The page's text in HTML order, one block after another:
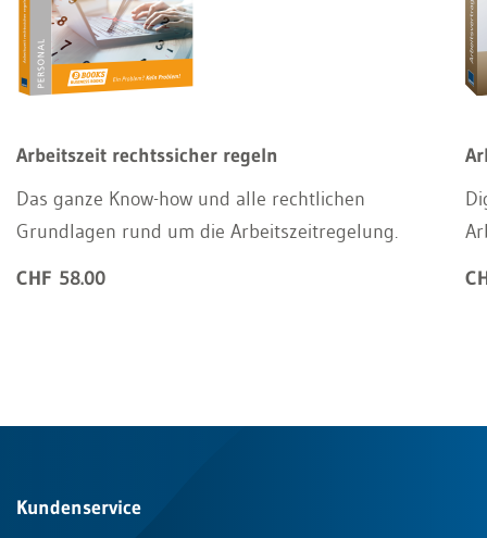
Arbeitszeit rechtssicher regeln
Das ganze Know-how und alle rechtlichen
Grundlagen rund um die Arbeitszeitregelung.
CHF 58.00
Kundenservice